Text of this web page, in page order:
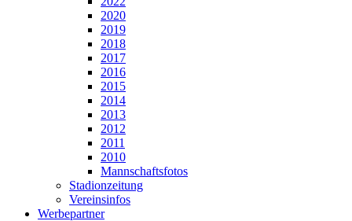
2020
2019
2018
2017
2016
2015
2014
2013
2012
2011
2010
Mannschaftsfotos
Stadionzeitung
Vereinsinfos
Werbepartner